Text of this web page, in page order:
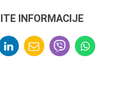
INFORMACIJE